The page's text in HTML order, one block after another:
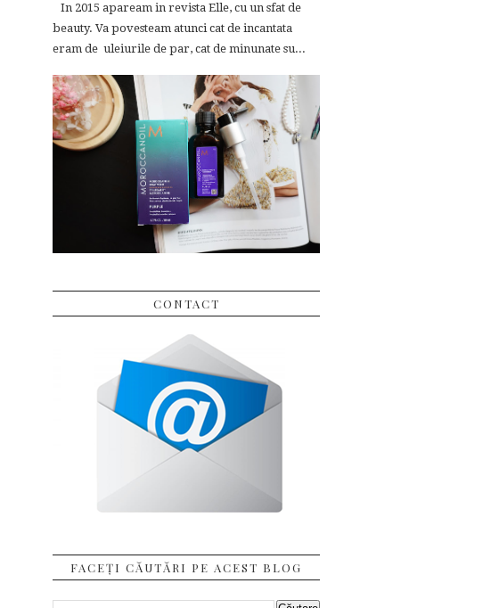
In 2015 apaream in revista Elle, cu un sfat de
beauty. Va povesteam atunci cat de incantata
eram de uleiurile de par, cat de minunate su...
CONTACT
FACEȚI CĂUTĂRI PE ACEST BLOG